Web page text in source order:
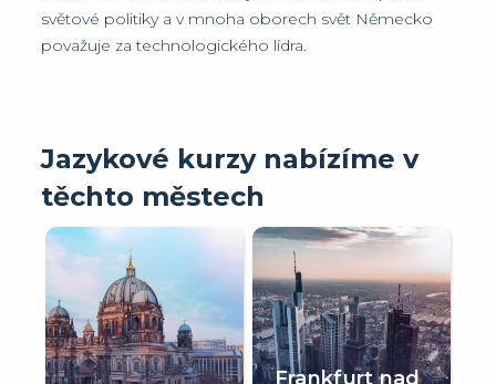
světové politiky a v mnoha oborech svět Německo
považuje za technologického lídra.
Jazykové kurzy nabízíme v
těchto městech
Frankfurt nad